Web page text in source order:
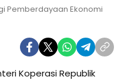
Pemberdayaan Ekonomi
Koperasi Republik